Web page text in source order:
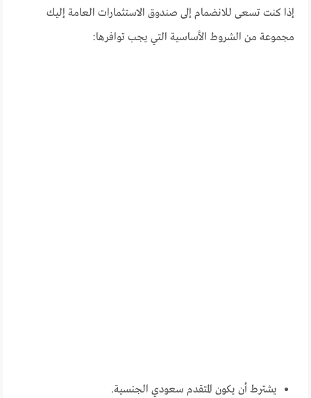
إذا كنت تسعى للانضمام إلى صندوق الاستثمارات العامة إليك
مجموعة من الشروط الأساسية التي يجب توافرها:
يشترط أن يكون المتقدم سعودي الجنسية.